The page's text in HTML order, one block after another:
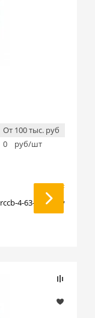
От 100 тыс. руб
0
руб/шт
EKF
rccb-4-63-500-g-av